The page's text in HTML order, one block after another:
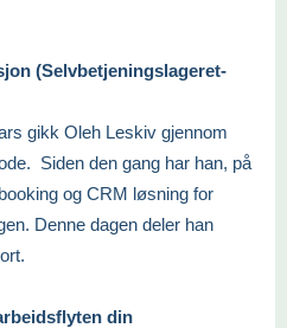
(Selvbetjeningslageret-
gikk Oleh Leskiv gjennom
Siden den gang har han, på
og CRM løsning for
Denne dagen deler han
din